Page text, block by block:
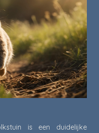
is een duidelijke